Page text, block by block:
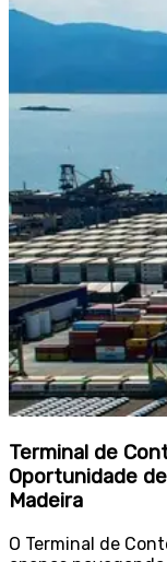
Terminal de
Oportunidade
Madeira
O Terminal de